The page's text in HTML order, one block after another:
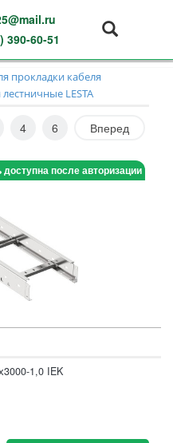
390-60-51
прокладки кабеля
LESTA
4 6 Вперед
после авторизации
1,0 IEK